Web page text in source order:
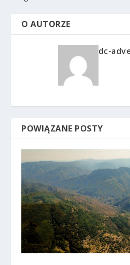
O AUTORZE
dc-
POWIĄZANE POSTY